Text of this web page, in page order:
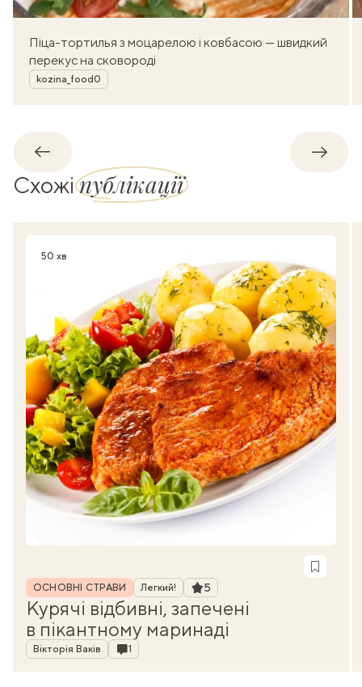
Піца-тортилья з моцарелою і ковбасою — швидкий
перекус на сковороді
Автор
kozina_food0
Назад
Схожіпублікації
Час приготування
50 хв
Рубрика
ОСНОВНІ СТРАВИ Легкий! Рейтинг
5
Курячі відбивні, запечені
в пікантному маринаді
Автор
Вікторія Ваків Коментарі
1